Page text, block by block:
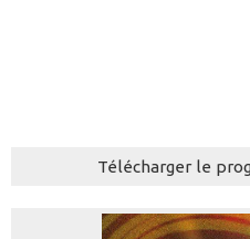
Télécharger le